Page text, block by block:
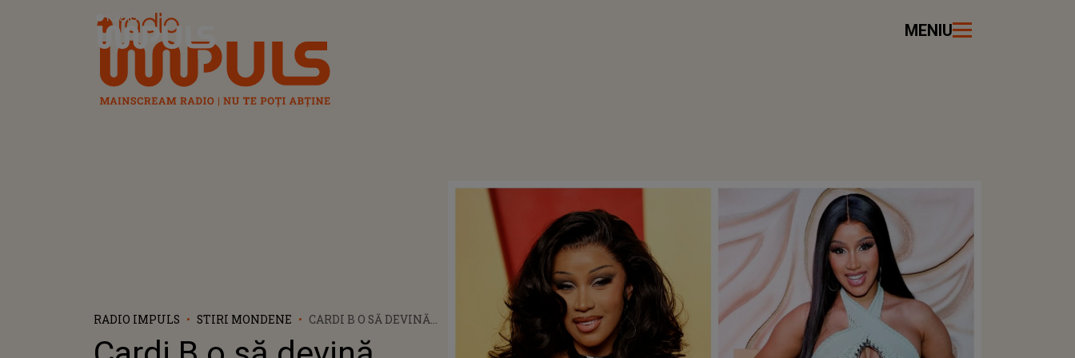
Radio Impuls MENIU
RADIO IMPULS STIRI MONDENE
CARDI B O SĂ DEVINĂ
TREIA OARĂ! MESAJUL